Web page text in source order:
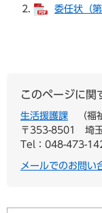
委任状（
このページに関
生活援護課
福
〒353-8501
埼
Tel：048-473-
メールでのお問い